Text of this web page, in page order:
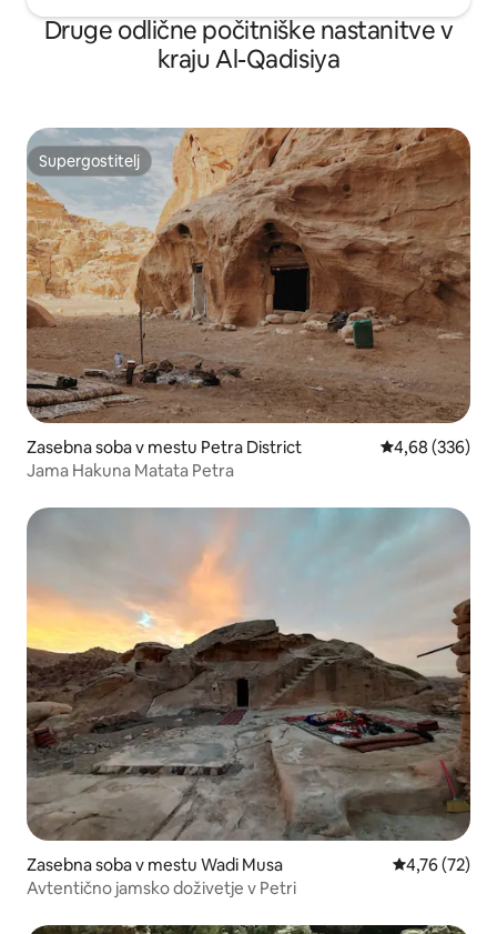
Druge odlične počitniške nastanitve v
kraju Al-Qadisiya
Supergostitelj
Supergostitelj
Zasebna soba v mestu Petra District Povprečna
4,68 (336)
Jama Hakuna Matata Petra
Zasebna soba v mestu Wadi Musa Povprečna
4,76 (72)
Avtentično jamsko doživetje v Petri